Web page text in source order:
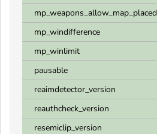
mp_weapons_allow_map_placed
mp_windifference
mp_winlimit
pausable
reaimdetector_version
reauthcheck_version
resemiclip_version